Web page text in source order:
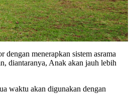
menerapkan sistem asrama
diantaranya, Anak akan jauh lebih
waktu akan digunakan dengan